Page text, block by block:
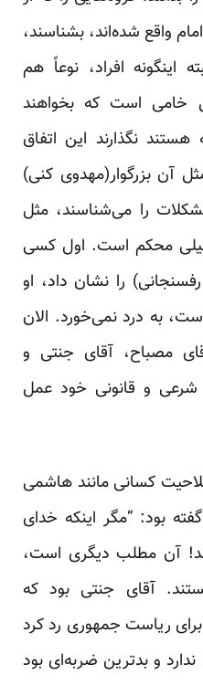
واقع شده‌اند، بشناسند،
اینگونه افراد، نوعاً هم
خامی است که بخواهند
نگذارند این اتفاق
آن بزرگوار(مهدوی کنی)
را می‌شناسند، مثل
محکم است. اول کسی
را نشان داد، او
به درد نمی‌خورد. الان
مصباح، آقای جنتی و
شرعی و قانونی خود عمل
کسانی مانند هاشمی
بود: “مگر اینکه خدای
آن مطلب دیگری است،
آقای جنتی بود که
ریاست جمهوری رد کرد
و بدترین ضربه‌ای بود